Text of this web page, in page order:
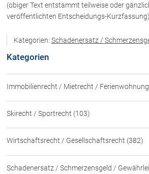
(obiger Text entstammt teilweise oder
veröffentlichten Entscheidungs-Kurzfassung)
Kategorien: Schadenersatz /
Kategorien
Immobilienrecht / Mietrecht /
Skirecht / Sportrecht (103)
Wirtschaftsrecht / Gesellschaftsrecht (382)
Schadenersatz / Schmerzensgeld /